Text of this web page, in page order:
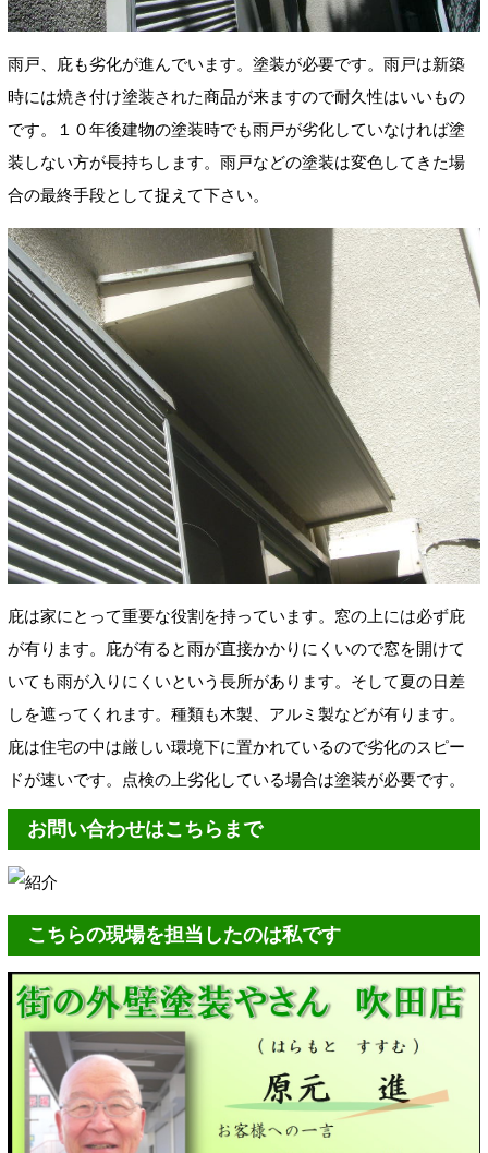
雨戸、庇も劣化が進んでいます。塗装が必要です。雨戸は新築
時には焼き付け塗装された商品が来ますので耐久性はいいもの
です。１０年後建物の塗装時でも雨戸が劣化していなければ塗
装しない方が長持ちします。雨戸などの塗装は変色してきた場
合の最終手段として捉えて下さい。
庇は家にとって重要な役割を持っています。窓の上には必ず庇
が有ります。庇が有ると雨が直接かかりにくいので窓を開けて
いても雨が入りにくいという長所があります。そして夏の日差
しを遮ってくれます。種類も木製、アルミ製などが有ります。
庇は住宅の中は厳しい環境下に置かれているので劣化のスピー
ドが速いです。点検の上劣化している場合は塗装が必要です。
お問い合わせはこちらまで
こちらの現場を担当したのは私です